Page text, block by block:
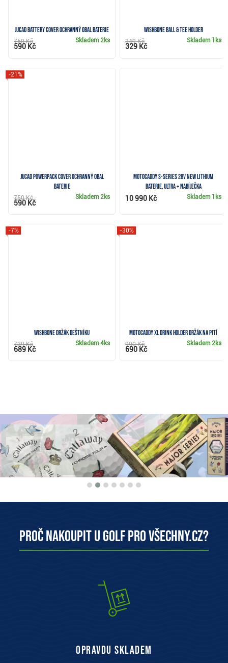
JuCad Battery Cover ochranný obal baterie
Skladem2ks
750 Kč
590 Kč
Wishbone Ball & Tee Holder
Skladem 1ks
349 Kč
329 Kč
JuCad Powerpack Cover ochranný obal
baterie
-21%
Skladem 2ks
750 Kč
590 Kč
Motocaddy S-Series 28V NEW Lithium
baterie, Ultra + nabíječka
Skladem 1ks
10 990 Kč
Wishbone držák deštníku
-7%
Skladem4ks
739 Kč
689 Kč
Motocaddy XL Drink Holder držák na pití
-30%
Skladem2ks
990 Kč
690 Kč
Proč nakoupit u Golf pro všechny.cz?
opravdu skladem